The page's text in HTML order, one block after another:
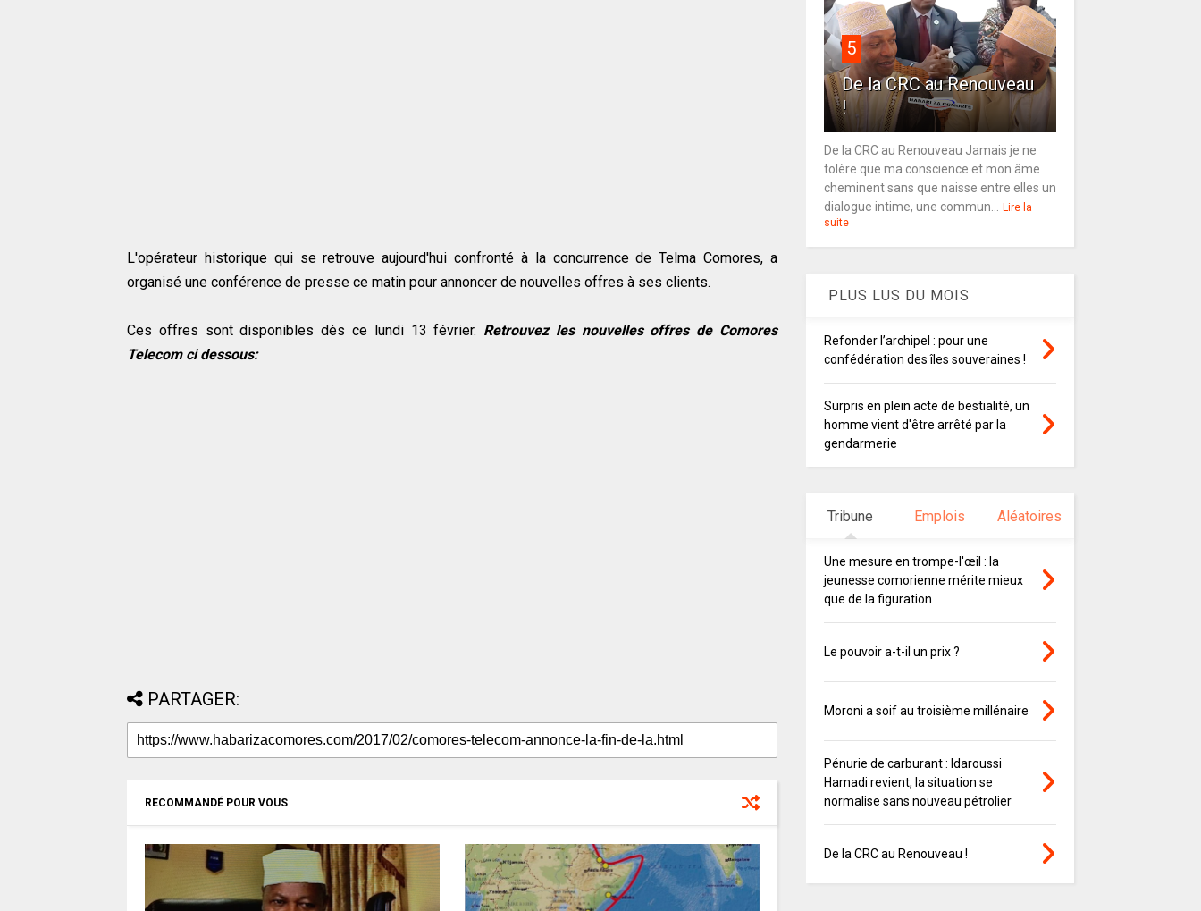
L'opérateur historique qui se retrouve aujourd'hui confronté à la concurrence de Telma Comores, a
organisé une conférence de presse ce matin pour annoncer de nouvelles offres à ses clients.
Ces offres sont disponibles dès ce lundi 13 février. Retrouvez les nouvelles offres de Comores
Telecom ci dessous:
PARTAGER:
RECOMMANDÉ POUR VOUS
5
De la CRC au Renouveau
!
De la CRC au Renouveau Jamais je ne
tolère que ma conscience et mon âme
cheminent sans que naisse entre elles un
dialogue intime, une commun...
Lire la
suite
PLUS LUS DU MOIS
Refonder l’archipel : pour une
confédération des îles souveraines !
Surpris en plein acte de bestialité, un
homme vient d'être arrêté par la
gendarmerie
Tribune Emplois Aléatoires
Une mesure en trompe-l'œil : la
jeunesse comorienne mérite mieux
que de la figuration
Le pouvoir a-t-il un prix ?
Moroni a soif au troisième millénaire
Pénurie de carburant : Idaroussi
Hamadi revient, la situation se
normalise sans nouveau pétrolier
De la CRC au Renouveau !